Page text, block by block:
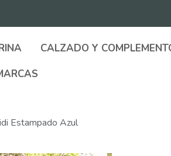
CALZADO Y
Estampado Azul